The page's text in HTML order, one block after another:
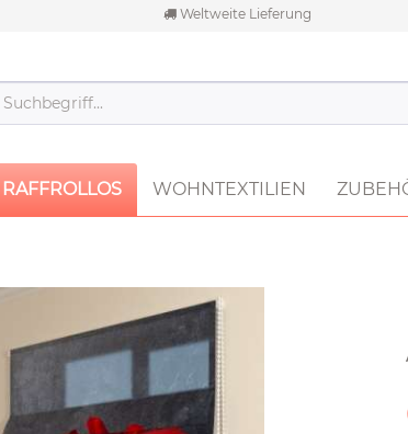
Weltweite Lieferung
RAFFROLLOS WOHNTEXTILIEN